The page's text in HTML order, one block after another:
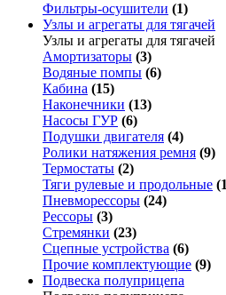
Фильтры-осушители (1)
Узлы и агрегаты для тягачей
Узлы и агрегаты для тягачей
Амортизаторы (3)
Водяные помпы (6)
Кабина (15)
Наконечники (13)
Насосы ГУР (6)
Подушки двигателя (4)
Ролики натяжения ремня (9)
Термостаты (2)
Тяги рулевые и продольные
Пневморессоры (24)
Рессоры (3)
Стремянки (23)
Сцепные устройства (6)
Прочие комплектующие (9)
Подвеска полуприцепа